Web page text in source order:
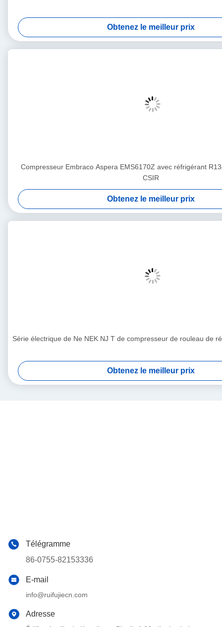
Obtenez le meilleur prix
Compresseur Embraco Aspera EMS6170Z avec réfrigérant
CSIR
Obtenez le meilleur prix
Série électrique de Ne NEK NJ T de compresseur de rouleau de
Obtenez le meilleur prix
Télégramme
86-0755-82153336
E-mail
info@ruifujiecn.com
Adresse